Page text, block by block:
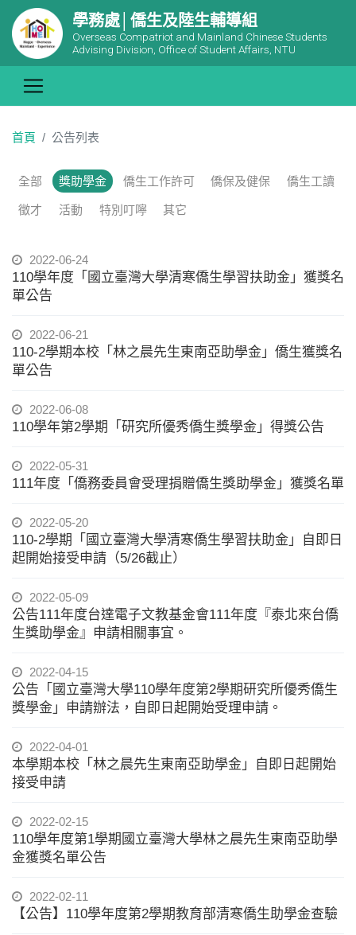
學務處│僑生及陸生輔導組
Overseas Compatriot and Mainland Chinese Students
Advising Division, Office of Student Affairs, NTU
首頁 公告列表
全部 獎助學金 僑生工作許可 僑保及健保 僑生工讀
徵才 活動 特別叮嚀 其它
2022-06-24
110學年度「國立臺灣大學清寒僑生學習扶助金」獲獎名
單公告
2022-06-21
110-2學期本校「林之晨先生東南亞助學金」僑生獲獎名
單公告
2022-06-08
110學年第2學期「研究所優秀僑生獎學金」得獎公告
2022-05-31
111年度「僑務委員會受理捐贈僑生獎助學金」獲獎名單
2022-05-20
110-2學期「國立臺灣大學清寒僑生學習扶助金」自即日
起開始接受申請（5/26截止）
2022-05-09
公告111年度台達電子文教基金會111年度『泰北來台僑
生獎助學金』申請相關事宜。
2022-04-15
公告「國立臺灣大學110學年度第2學期研究所優秀僑生
獎學金」申請辦法，自即日起開始受理申請。
2022-04-01
本學期本校「林之晨先生東南亞助學金」自即日起開始
接受申請
2022-02-15
110學年度第1學期國立臺灣大學林之晨先生東南亞助學
金獲獎名單公告
2022-02-11
【公告】110學年度第2學期教育部清寒僑生助學金查驗